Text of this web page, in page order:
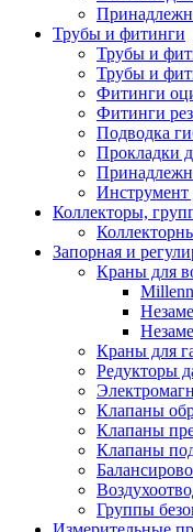
Трубы и фитинги
Трубы и
Трубы и
Фитинги
Фитинги
Подводка
Прокладки
Инструмент
Коллекторы,
Запорная и
Краны для
Краны для
Редукторы
Клапаны
Клапаны
Клапаны
Группы